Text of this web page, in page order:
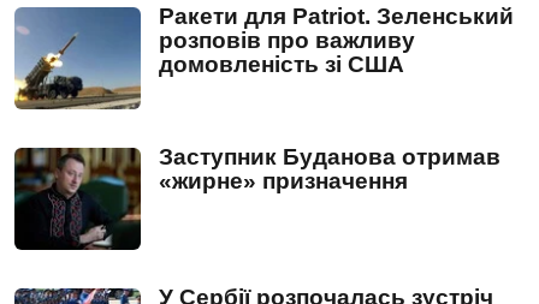
Ракети для Patriot. Зеленський
розповів про важливу
домовленість зі США
Заступник Буданова отримав
«жирне» призначення
У Сербії розпочалась зустріч